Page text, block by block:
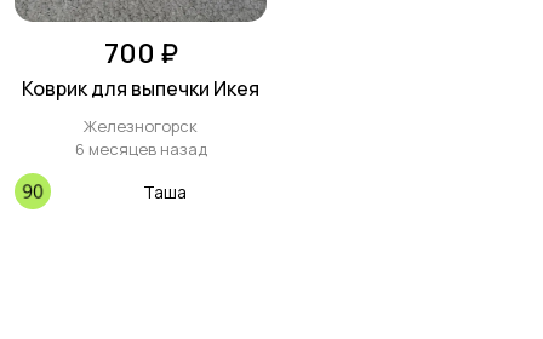
700 ₽
Коврик для выпечки Икея
Железногорск
6 месяцев назад
Таша